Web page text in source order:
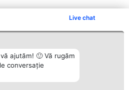
Live chat
ajutăm! 🙂 Vă rugăm
conversație